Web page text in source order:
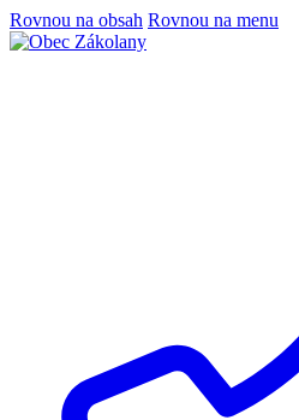
Rovnou na obsah Rovnou na menu